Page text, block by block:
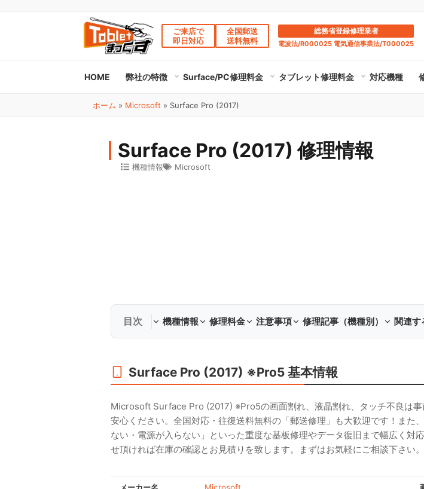
ご来店で
即日対応
全国郵送
送料無料
総務省登録修理業者
電波法/R000025 電気通信事業法/T000025
HOME 弊社の特徴 Surface/PC修理料金 タブレット修理料金 対応機種
ホーム » Microsoft » Surface Pro (2017)
Surface Pro (2017) 修理情報
機種情報 Microsoft
機種情報 修理料金 注意事項 修理記事（機種別） 関連す
Surface Pro (2017) ※Pro5 基本情報
Microsoft Surface Pro (2017) ※Pro5の画面割れ、液晶割れ、タッチ不良は
安心ください。全国対応・往復送料無料の「郵送修理」も大歓迎です！また
ない・電源が入らない」といった重度な基板修理やデータ復旧まで幅広く対
せ頂ければ在庫の確認とお見積りを致します。まずはお気軽にご相談下さい。